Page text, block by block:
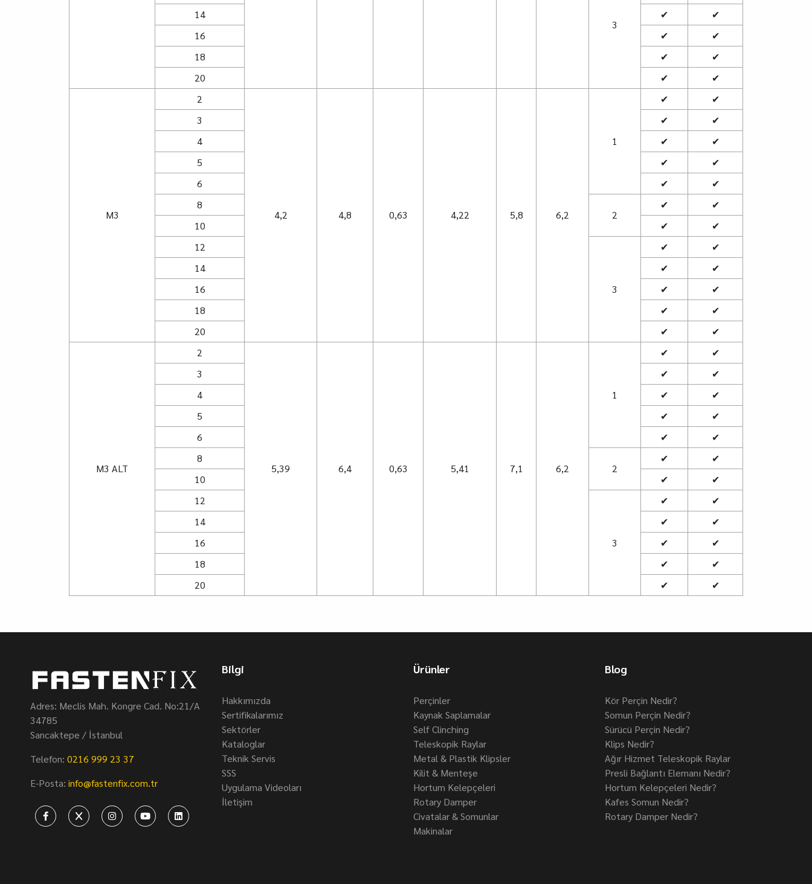
3
14
✔
✔
16
✔
✔
18
✔
✔
20
✔ ✔
M3
2
4,2 4,8 0,63 4,22 5,8 6,2
1
✔
✔
3
✔
✔
4
✔
✔
5
✔
✔
6
✔
✔
8
2
✔
✔
10
✔
✔
12
3
✔
✔
14
✔
✔
16
✔
✔
18
✔
✔
20
✔ ✔
M3 ALT
2
5,39 6,4 0,63 5,41 7,1 6,2
1
✔
✔
3
✔
✔
4
✔
✔
5
✔
✔
6
✔
✔
8
2
✔
✔
10
✔
✔
12
3
✔
✔
14
✔
✔
16
✔
✔
18
✔
✔
20
✔ ✔
Adres: Meclis Mah. Kongre Cad. No:21/A
34785
Sancaktepe / İstanbul
Telefon: 0216 999 23 37
E-Posta: info@fastenfix.com.tr
Bilgi
Hakkımızda
Sertifikalarımız
Sektörler
Kataloglar
Teknik Servis
SSS
Uygulama Videoları
İletişim
Ürünler
Perçinler
Kaynak Saplamalar
Self Clinching
Teleskopik Raylar
Metal & Plastik Klipsler
Kilit & Menteşe
Hortum Kelepçeleri
Rotary Damper
Civatalar & Somunlar
Makinalar
Blog
Kör Perçin Nedir?
Somun Perçin Nedir?
Sürücü Perçin Nedir?
Klips Nedir?
Ağır Hizmet Teleskopik Raylar
Presli Bağlantı Elemanı Nedir?
Hortum Kelepçeleri Nedir?
Kafes Somun Nedir?
Rotary Damper Nedir?